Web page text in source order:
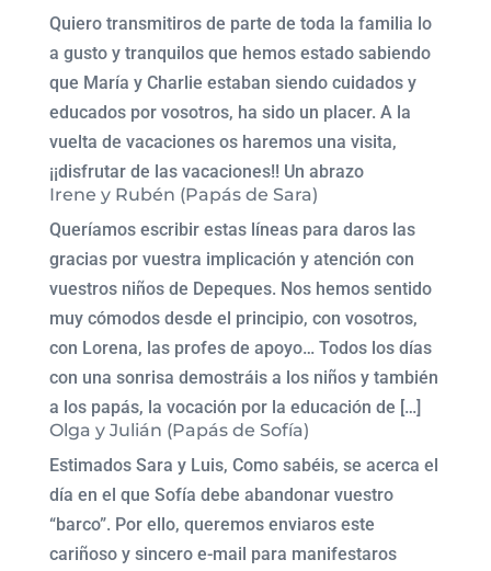
Quiero transmitiros de parte de toda la familia lo
a gusto y tranquilos que hemos estado sabiendo
que María y Charlie estaban siendo cuidados y
educados por vosotros, ha sido un placer. A la
vuelta de vacaciones os haremos una visita,
¡¡disfrutar de las vacaciones!! Un abrazo
Irene y Rubén (Papás de Sara)
Queríamos escribir estas líneas para daros las
gracias por vuestra implicación y atención con
vuestros niños de Depeques. Nos hemos sentido
muy cómodos desde el principio, con vosotros,
con Lorena, las profes de apoyo… Todos los días
con una sonrisa demostráis a los niños y también
a los papás, la vocación por la educación de […]
Olga y Julián (Papás de Sofía)
Estimados Sara y Luis, Como sabéis, se acerca el
día en el que Sofía debe abandonar vuestro
“barco”. Por ello, queremos enviaros este
cariñoso y sincero e-mail para manifestaros